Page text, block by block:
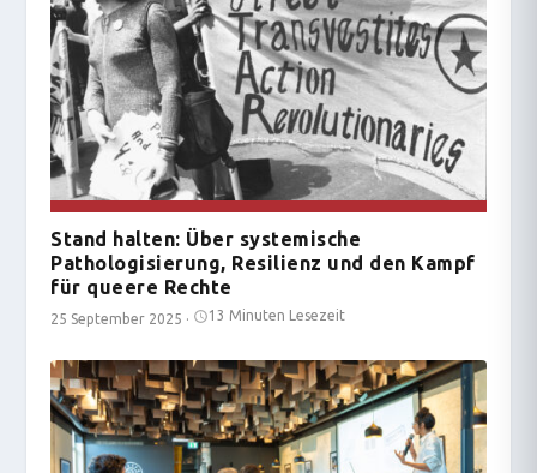
Stand halten: Über systemische
Pathologisierung, Resilienz und den Kampf
für queere Rechte
25 September 2025 · 13 Minuten Lesezeit